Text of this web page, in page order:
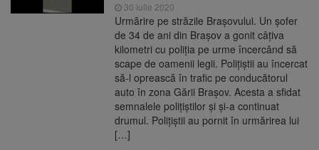
30 iulie 2020
Urmărire pe străzile Brașovului. Un șofer
de 34 de ani din Brașov a gonit câțiva
kilometri cu poliția pe urme încercând să
scape de oamenii legii. Polițiștii au încercat
să-l oprească în trafic pe conducătorul
auto în zona Gării Brașov. Acesta a sfidat
semnalele polițiștilor și și-a continuat
drumul. Polițiștii au pornit în urmărirea lui
[…]